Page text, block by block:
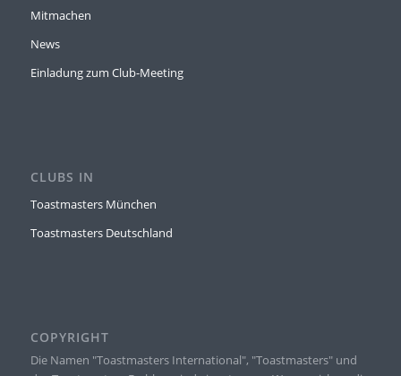
Mitmachen
News
Einladung zum Club-Meeting
CLUBS IN
Toastmasters München
Toastmasters Deutschland
COPYRIGHT
Die Namen "Toastmasters International", "Toastmasters" und